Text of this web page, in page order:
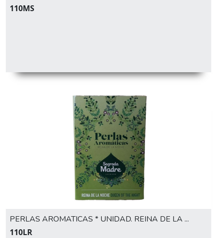
110MS
PERLAS AROMATICAS * UNIDAD. REINA DE LA ...
110LR